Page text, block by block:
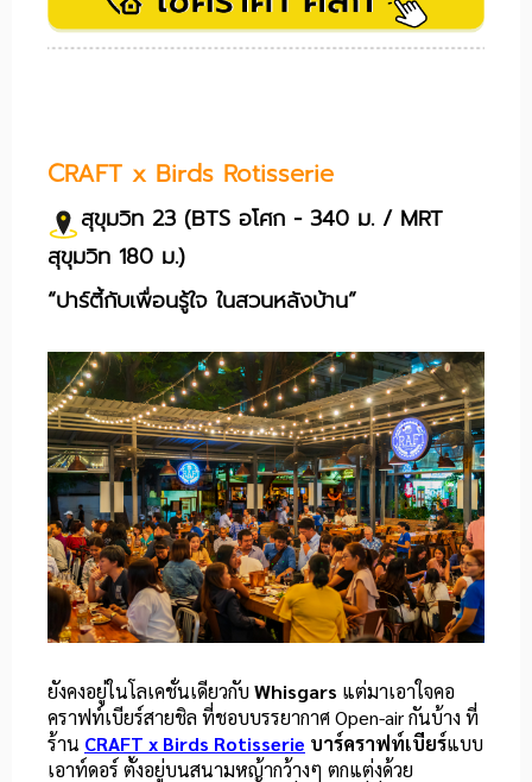
CRAFT x Birds Rotisserie
สุขุมวิท 23 (BTS อโศก - 340 ม. / MRT
สุขุมวิท 180 ม.)
“ปาร์ตี้กับเพื่อนรู้ใจ ในสวนหลังบ้าน”
ยังคงอยู่ในโลเคชั่นเดียวกับ Whisgars แต่มาเอาใจคอ
คราฟท์เบียร์สายชิล ที่ชอบบรรยากาศ Open-air กันบ้าง ที่
ร้าน CRAFT x Birds Rotisserie บาร์คราฟท์เบียร์แบบ
เอาท์ดอร์ ตั้งอยู่บนสนามหญ้ากว้างๆ ตกแต่งด้วย